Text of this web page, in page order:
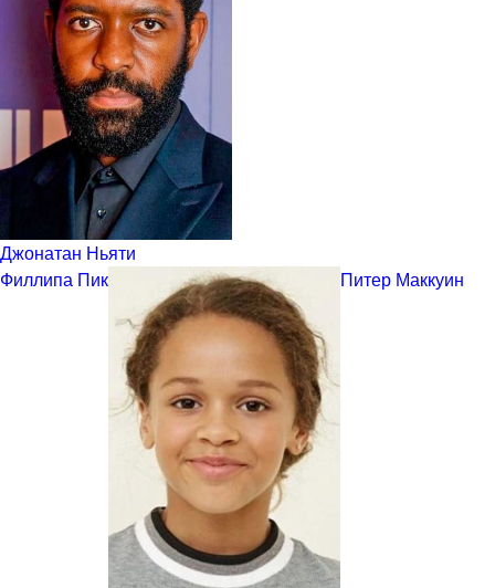
Джонатан Ньяти
Филлипа Пик Питер Маккуин